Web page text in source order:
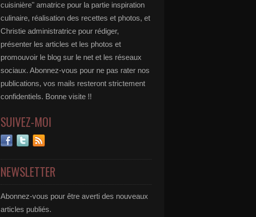
cuisinière" amatrice pour la partie inspiration
culinaire, réalisation des recettes et photos, et
Christie administratrice pour rédiger,
présenter les articles et les photos et
promouvoir le blog sur le net et les réseaux
sociaux. Abonnez-vous pour ne pas rater nos
publications, vos mails resteront strictement
confidentiels. Bonne visite !!
SUIVEZ-MOI
NEWSLETTER
Abonnez-vous pour être averti des nouveaux
articles publiés.